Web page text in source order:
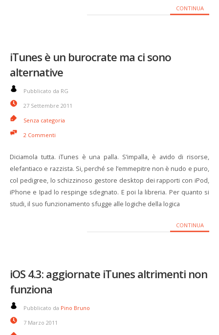
CONTINUA
iTunes è un burocrate ma ci sono
alternative
Pubblicato da RG
27 Settembre 2011
Senza categoria
2 Commenti
Diciamola tutta. iTunes è una palla. S’impalla, è avido di risorse,
elefantiaco e razzista. Si, perché se l’emmepitre non è nudo e puro,
col pedigree, lo schizzinoso gestore desktop dei rapporti con iPod,
iPhone e Ipad lo respinge sdegnato. E poi la libreria. Per quanto si
studi, il suo funzionamento sfugge alle logiche della logica
CONTINUA
iOS 4.3: aggiornate iTunes altrimenti non
funziona
Pubblicato da Pino Bruno
7 Marzo 2011